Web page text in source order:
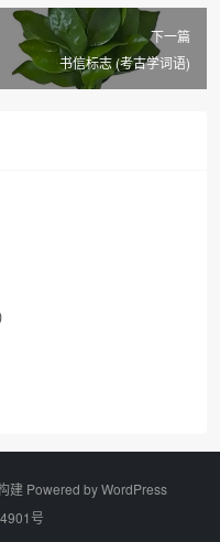
下一篇
书信标志 (考古学词语)
建 Powered byWordPress
号